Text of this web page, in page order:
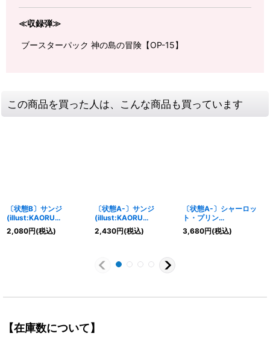
≪収録弾≫
ブースターパック 神の島の冒険【OP-15】
この商品を買った人は、こんな商品も買っています
〔状態B〕サンジ
(illust:KAORU
HAGIYA)【SR】
{OP07-064}
2,080円(税込)
〔状態A-〕サンジ
(illust:KAORU
HAGIYA)【SR】
{OP07-064}
2,430円(税込)
〔状態A-〕シャーロッ
ト・プリン
(illust:Naruse Uroko)
【R】{OP12-071}
3,680円(税込)
【在庫数について】